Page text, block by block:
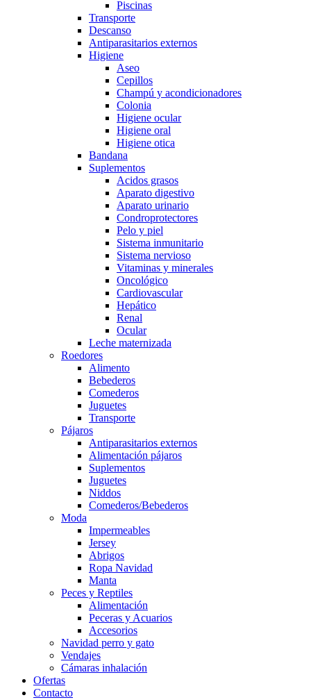
Piscinas
Transporte
Descanso
Antiparasitarios externos
Higiene
Aseo
Cepillos
Champú y acondicionadores
Colonia
Higiene ocular
Higiene oral
Higiene otica
Bandana
Suplementos
Acidos grasos
Aparato digestivo
Aparato urinario
Condroprotectores
Pelo y piel
Sistema inmunitario
Sistema nervioso
Vitaminas y minerales
Oncológico
Cardiovascular
Hepático
Renal
Ocular
Leche maternizada
Roedores
Alimento
Bebederos
Comederos
Juguetes
Transporte
Pájaros
Antiparasitarios externos
Alimentación pájaros
Suplementos
Juguetes
Niddos
Comederos/Bebederos
Moda
Impermeables
Jersey
Abrigos
Ropa Navidad
Manta
Peces y Reptiles
Alimentación
Peceras y Acuarios
Accesorios
Navidad perro y gato
Vendajes
Cámaras inhalación
Ofertas
Contacto